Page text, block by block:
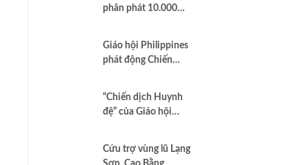
phân phát 10.000
tại Dải Gaza
Giáo hội Philippines
phát động Chiến
chống tham nhũng
và cầu nguyện cho
quốc gia
“Chiến dịch Huynh
đệ” của Giáo hội
cao nhất của Bác ái
Cứu trợ vùng lũ Lạng